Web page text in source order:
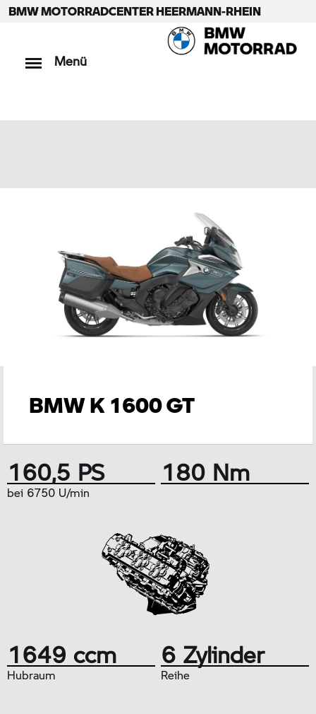
BMW MOTORRADCENTER HEERMANN-RHEIN
Menü
BMW K 1600 GT
160,5 PS
bei 6750 U/min
180 Nm
1649 ccm
Hubraum
6 Zylinder
Reihe